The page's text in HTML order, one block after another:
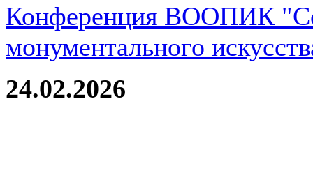
Конференция ВООПИК
монументального
24.02.2026